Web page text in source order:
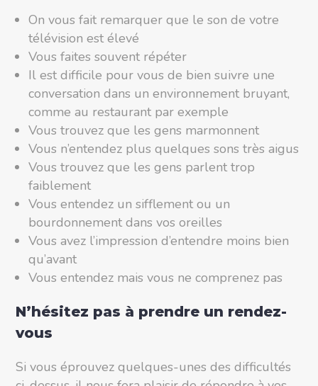
On vous fait remarquer que le son de votre
télévision est élevé
Vous faites souvent répéter
Il est difficile pour vous de bien suivre une
conversation dans un environnement bruyant,
comme au restaurant par exemple
Vous trouvez que les gens marmonnent
Vous n’entendez plus quelques sons très aigus
Vous trouvez que les gens parlent trop
faiblement
Vous entendez un sifflement ou un
bourdonnement dans vos oreilles
Vous avez l’impression d’entendre moins bien
qu’avant
Vous entendez mais vous ne comprenez pas
N’hésitez pas à prendre un rendez-
vous
Si vous éprouvez quelques-unes des difficultés